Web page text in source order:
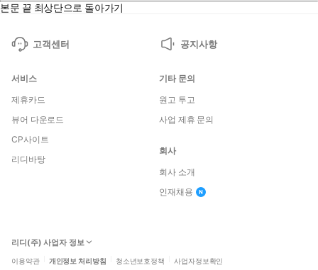
본문 끝 최상단으로 돌아가기
고객센터 공지사항
서비스
제휴카드
뷰어 다운로드
CP사이트
리디바탕
기타 문의
원고 투고
사업 제휴 문의
회사
회사 소개
인재채용
리디(주) 사업자 정보
이용약관 개인정보 처리방침 청소년보호정책 사업자정보확인